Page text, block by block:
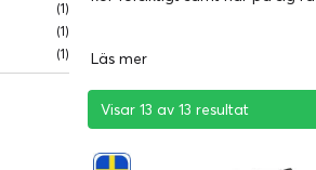
(1)
(1)
(1) Läs mer
Visar 13 av 13 resultat
Visar 13 av 13 resultat
Visar 13 av 13 resultat